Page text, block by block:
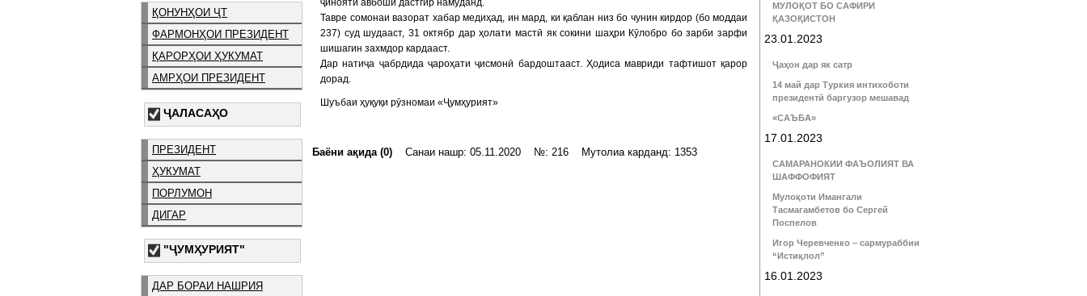
ҚОНУНҲОИ ҶТ
ФАРМОНҲОИ ПРЕЗИДЕНТ
ҚАРОРҲОИ ҲУКУМАТ
АМРҲОИ ПРЕЗИДЕНТ
ҶАЛАСАҲО
ПРЕЗИДЕНТ
ҲУКУМАТ
ПОРЛУМОН
ДИГАР
"ҶУМҲУРИЯТ"
ДАР БОРАИ НАШРИЯ
ҷинояти авбошӣ дастгир намуданд.
Тавре сомонаи вазорат хабар медиҳад, ин мард, ки қаблан низ бо чунин кирдор (бо моддаи
237) суд шудааст, 31 октябр дар ҳолати мастӣ як сокини шаҳри Кӯлобро бо зарби зарфи
шишагин захмдор кардааст.
Дар натиҷа ҷабрдида ҷароҳати ҷисмонӣ бардоштааст. Ҳодиса мавриди тафтишот қарор
дорад.
Шуъбаи ҳуқуқи рӯзномаи «Ҷумҳурият»
Баёни ақида (0) Санаи нашр: 05.11.2020 №: 216 Мутолиа карданд: 1353
МУЛОҚОТ БО САФИРИ
ҚАЗОҚИСТОН
23.01.2023
Ҷаҳон дар як сатр
14 май дар Туркия интихоботи
президентӣ баргузор мешавад
«САЪБА»
17.01.2023
САМАРАНОКИИ ФАЪОЛИЯТ ВА
ШАФФОФИЯТ
Мулоқоти Имангали
Тасмагамбетов бо Сергей
Поспелов
Игор Черевченко – сармураббии
“Истиқлол”
16.01.2023